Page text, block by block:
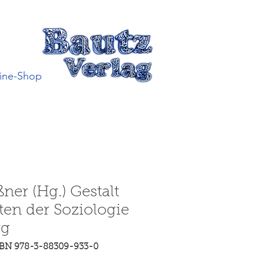
Shop
(Hg.) Gestalt
der Soziologie
978-3-88309-933-0